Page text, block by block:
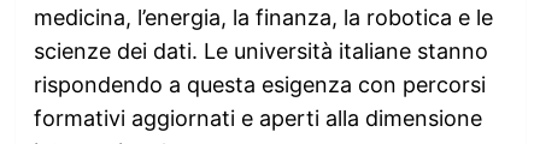
medicina, l’energia, la finanza, la robotica e le
scienze dei dati. Le università italiane stanno
rispondendo a questa esigenza con percorsi
formativi aggiornati e aperti alla dimensione